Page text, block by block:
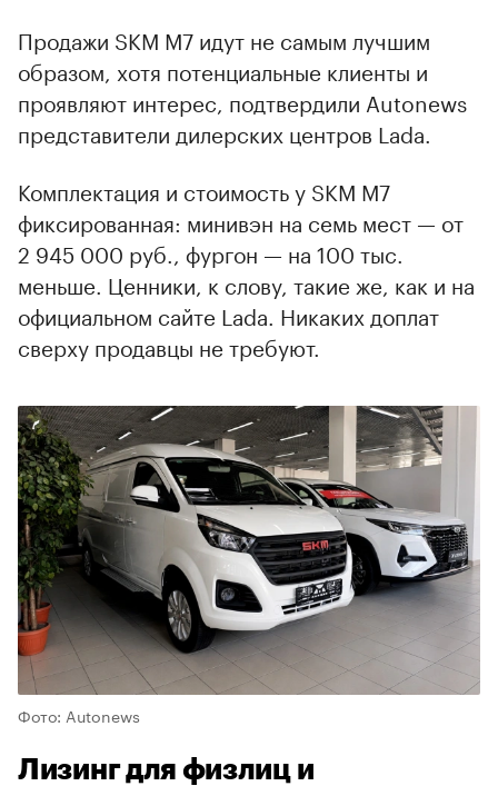
Продажи SKM M7 идут не самым лучшим
образом, хотя потенциальные клиенты и
проявляют интерес, подтвердили Autonews
представители дилерских центров Lada.
Комплектация и стоимость у SKM M7
фиксированная: минивэн на семь мест — от
2 945 000 руб., фургон — на 100 тыс.
меньше. Ценники, к слову, такие же, как и на
официальном сайте Lada. Никаких доплат
сверху продавцы не требуют.
Фото: Autonews
Лизинг для физлиц и